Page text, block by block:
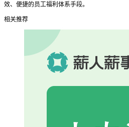
效、便捷的员工福利体系手段。
相关推荐